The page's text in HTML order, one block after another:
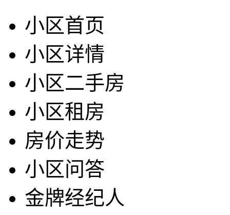
小区首页
小区详情
小区二手房
小区租房
房价走势
小区问答
金牌经纪人